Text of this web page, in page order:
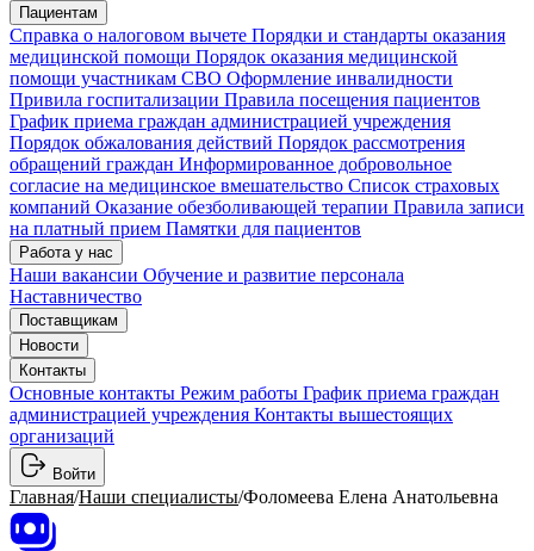
Пациентам
Справка о налоговом вычете Порядки и стандарты оказания
медицинской помощи Порядок оказания медицинской
помощи участникам СВО Оформление инвалидности
Привила госпитализации Правила посещения пациентов
График приема граждан администрацией учреждения
Порядок обжалования действий Порядок рассмотрения
обращений граждан Информированное добровольное
согласие на медицинское вмешательство Список страховых
компаний Оказание обезболивающей терапии Правила записи
на платный прием Памятки для пациентов
Работа у нас
Наши вакансии Обучение и развитие персонала
Наставничество
Поставщикам
Новости
Контакты
Основные контакты Режим работы График приема граждан
администрацией учреждения Контакты вышестоящих
организаций
Войти
Главная/Наши специалисты/Фоломеева Елена Анатольевна